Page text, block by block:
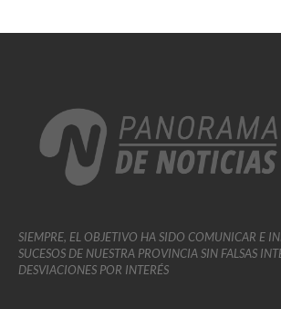
SIEMPRE, EL OBJETIVO HA SIDO COMUNICAR E
SUCESOS DE NUESTRA PROVINCIA SIN FALSAS
DESVIACIONES POR INTERÉS